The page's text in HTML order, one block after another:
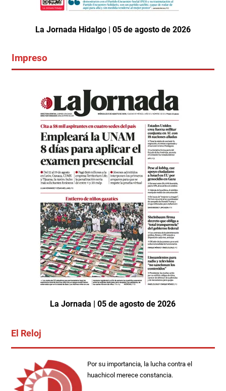
La Jornada Hidalgo | 05 de agosto de 2026
Impreso
La Jornada | 05 de agosto de 2026
El Reloj
Por su importancia, la lucha contra el
huachicol merece constancia.